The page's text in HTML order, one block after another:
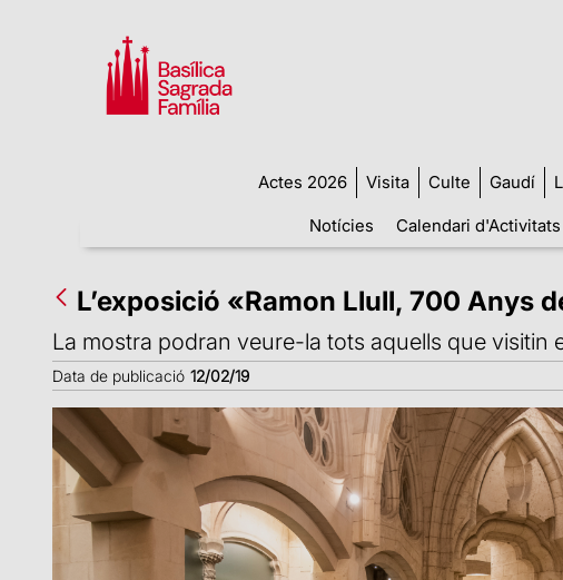
Actes 2026 Visita Culte Gaudí
Notícies
Calendari d'Activitats
L’exposició «Ramon Llull, 700 Anys
La mostra podran veure-la tots aquells que visitin
Data de publicació 12/02/19